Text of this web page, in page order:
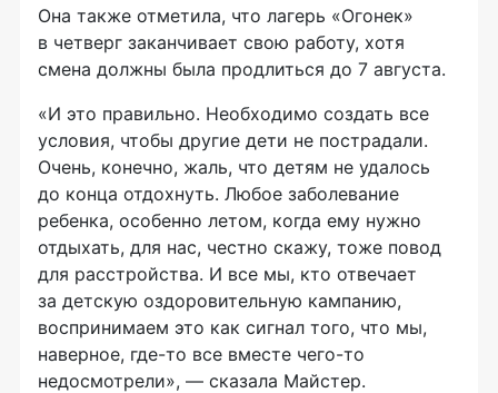
Она также отметила, что лагерь «Огонек»
в четверг заканчивает свою работу, хотя
смена должны была продлиться до 7 августа.
«И это правильно. Необходимо создать все
условия, чтобы другие дети не пострадали.
Очень, конечно, жаль, что детям не удалось
до конца отдохнуть. Любое заболевание
ребенка, особенно летом, когда ему нужно
отдыхать, для нас, честно скажу, тоже повод
для расстройства. И все мы, кто отвечает
за детскую оздоровительную кампанию,
воспринимаем это как сигнал того, что мы,
наверное, где-то все вместе чего-то
недосмотрели», — сказала Майстер.